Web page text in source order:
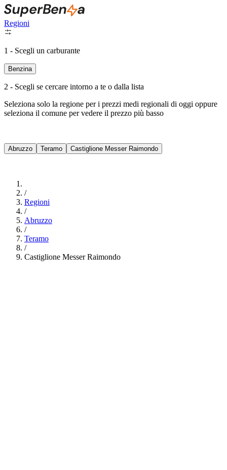
Regioni
1 - Scegli un carburante
Benzina
2 - Scegli se cercare intorno a te o dalla lista
Seleziona solo la regione per i prezzi medi regionali di oggi oppure
seleziona il comune per vedere il prezzo più basso
Abruzzo Teramo Castiglione Messer Raimondo
/
Regioni
/
Abruzzo
/
Teramo
/
Castiglione Messer Raimondo